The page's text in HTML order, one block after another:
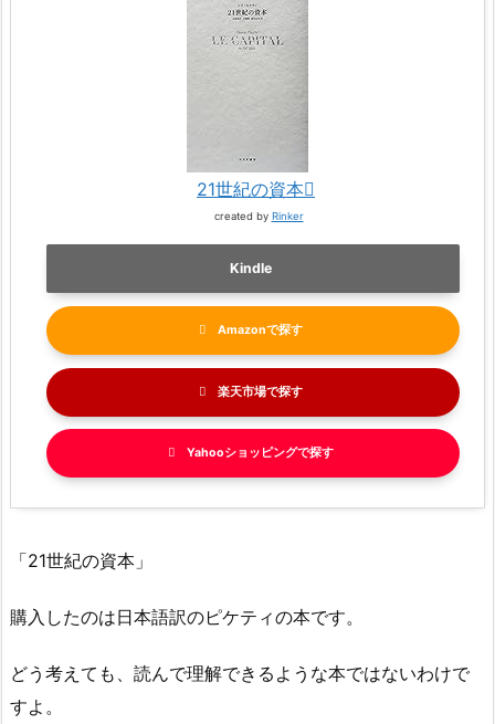
21世紀の資本
created by Rinker
Kindle
Amazon
楽天市場
Yahooショッピング
「21世紀の資本」
購入したのは日本語訳のピケティの本です。
どう考えても、読んで理解できるような本ではないわけで
すよ。